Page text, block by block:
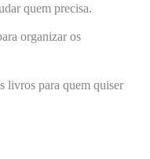
quem precisa.
organizar os
livros para quem quiser